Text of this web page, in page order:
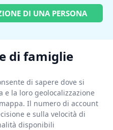
DI UNA PERSONA
di famiglie
di sapere dove si
la loro geolocalizzazione
Il numero di account
e sulla velocità di
disponibili